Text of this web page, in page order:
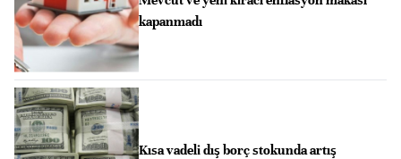
kapanmadı
Kısa vadeli dış borç stokunda artış